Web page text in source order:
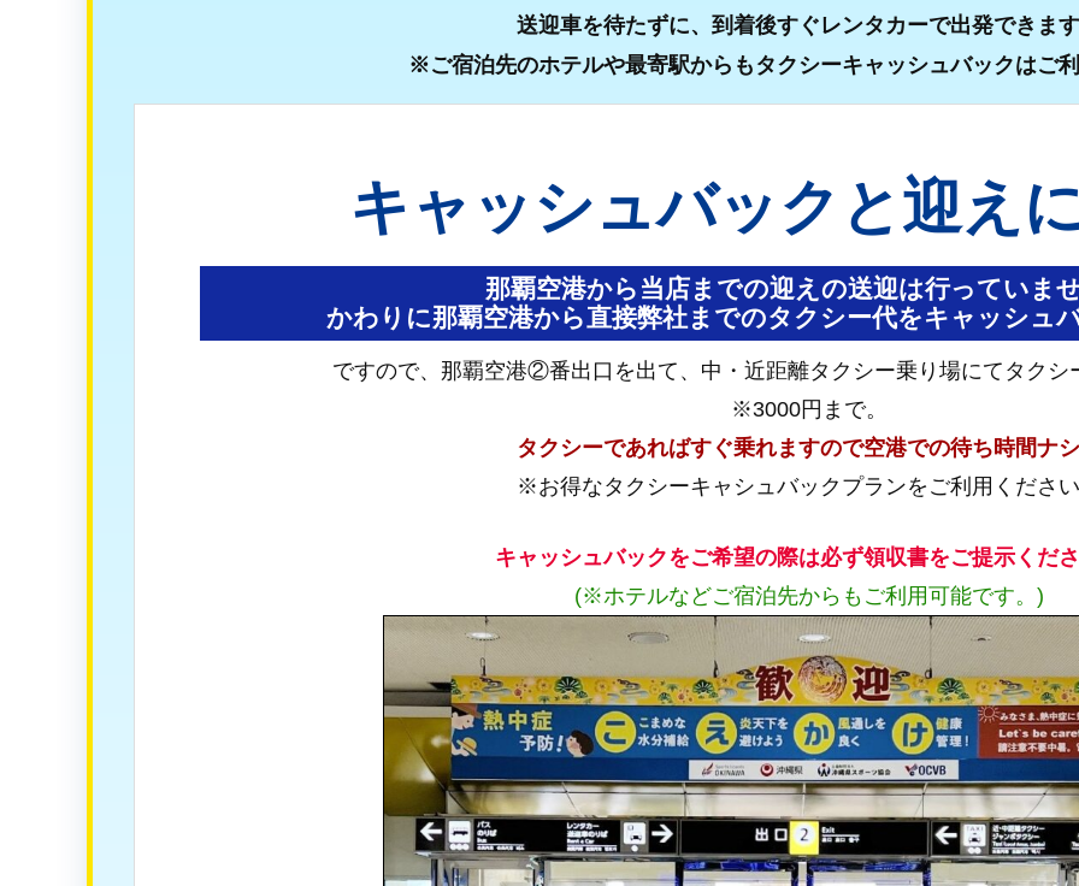
送迎車を待たずに、到着後すぐレンタカーで出発できます
※ご宿泊先のホテルや最寄駅からもタクシーキャッシュバックはご利
キャッシュバックと迎え
那覇空港から当店までの迎えの送迎は行っていませ
かわりに那覇空港から直接弊社までのタクシー代をキャッシュ
ですので、那覇空港②番出口を出て、中・近距離タクシー乗り場にてタクシ
※3000円まで。
タクシーであればすぐ乗れますので空港での待ち時間ナシ
※お得なタクシーキャシュバックプランをご利用ください
キャッシュバックをご希望の際は必ず領収書をご提示くださ
(※ホテルなどご宿泊先からもご利用可能です。)